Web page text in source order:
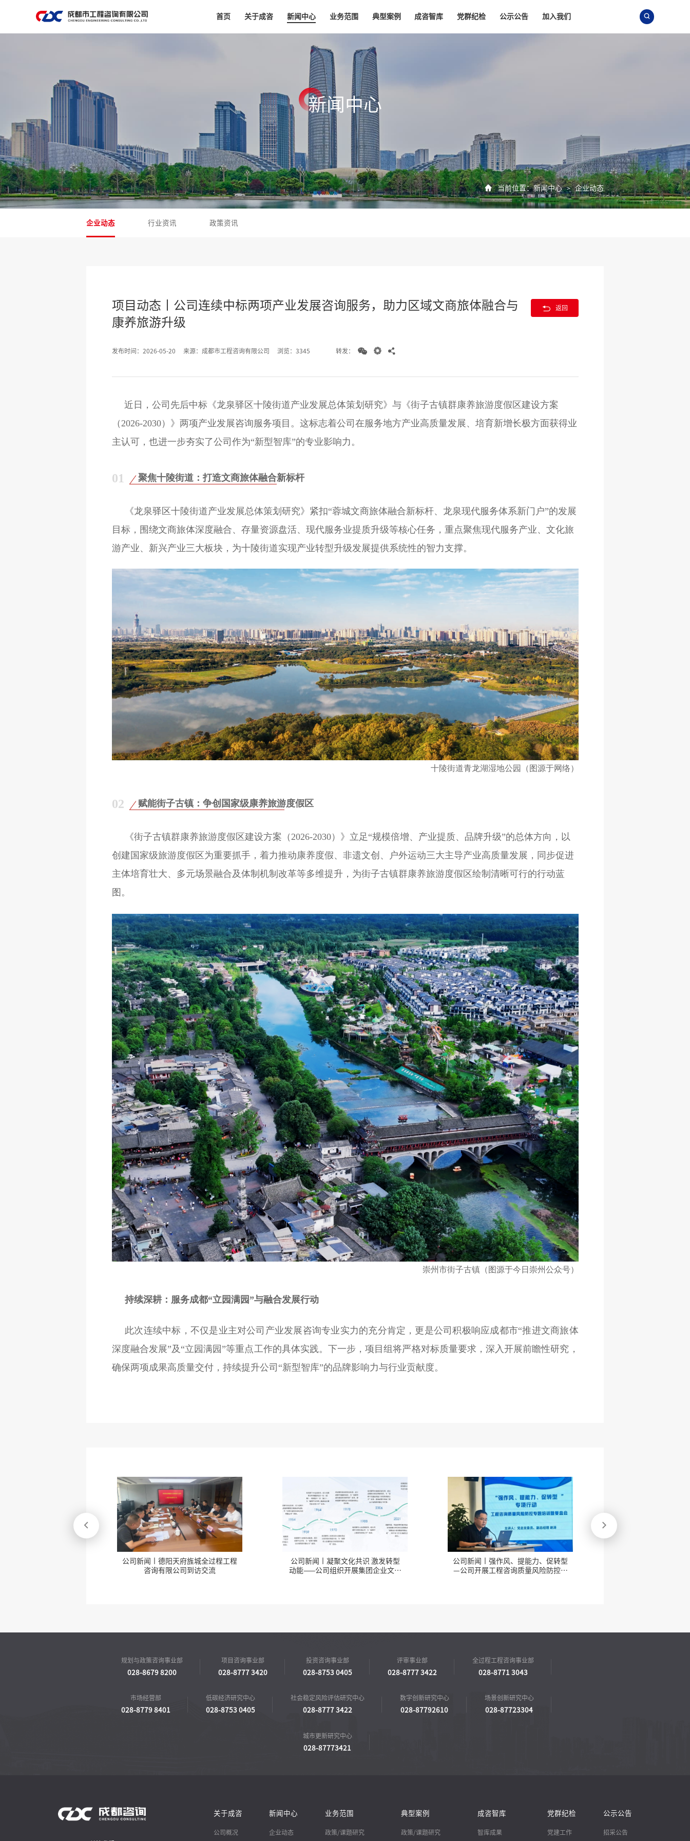
首页 关于成咨 新闻中心 业务范围 典型案例 成咨智库 党群纪检 公示公告 加入我们 
新闻 中心
 当前位置：新闻中心 > 企业动态
企业动态 行业资讯 政策资讯
项目动态丨公司连续中标两项产业发展咨询服务，助力区域文商旅体融合与
康养旅游升级
发布时间：2026-05-20 来源：成都市工程咨询有限公司 浏览：3345 转发：   
 返回
近日，公司先后中标《龙泉驿区十陵街道产业发展总体策划研究》与《街子古镇群康养旅游度假区建设方案
（2026-2030）》两项产业发展咨询服务项目。这标志着公司在服务地方产业高质量发展、培育新增长极方面获得业
主认可，也进一步夯实了公司作为“新型智库”的专业影响力。
01 聚焦十陵街道：打造文商旅体融合新标杆
《龙泉驿区十陵街道产业发展总体策划研究》紧扣“蓉城文商旅体融合新标杆、龙泉现代服务体系新门户”的发展
目标，围绕文商旅体深度融合、存量资源盘活、现代服务业提质升级等核心任务，重点聚焦现代服务产业、文化旅
游产业、新兴产业三大板块，为十陵街道实现产业转型升级发展提供系统性的智力支撑。
十陵街道青龙湖湿地公园（图源于网络）
02 赋能街子古镇：争创国家级康养旅游度假区
《街子古镇群康养旅游度假区建设方案（2026-2030）》立足“规模倍增、产业提质、品牌升级”的总体方向，以
创建国家级旅游度假区为重要抓手，着力推动康养度假、非遗文创、户外运动三大主导产业高质量发展，同步促进
主体培育壮大、多元场景融合及体制机制改革等多维提升，为街子古镇群康养旅游度假区绘制清晰可行的行动蓝
图。
崇州市街子古镇（图源于今日崇州公众号）
持续深耕：服务成都“立园满园”与融合发展行动
此次连续中标，不仅是业主对公司产业发展咨询专业实力的充分肯定，更是公司积极响应成都市“推进文商旅体
深度融合发展”及“立园满园”等重点工作的具体实践。下一步，项目组将严格对标质量要求，深入开展前瞻性研究，
确保两项成果高质量交付，持续提升公司“新型智库”的品牌影响力与行业贡献度。
公司新闻丨凝聚文化共识 激发转型
动能——公司组织开展集团企业文化
公司新闻丨强作风、提能力、促转型
—公司开展工程咨询质量风险防控专
公司新闻丨公司赴凉山州盐源县开展
项目谋划储备及资金争取专题培训
 
规划与政策咨询事业部
028-8679 8200
项目咨询事业部
028-8777 3420
投资咨询事业部
028-8753 0405
评审事业部
028-8777 3422
全过程工程咨询事业部
028-8771 3043
市场经营部
028-8779 8401
低碳经济研究中心
028-8753 0405
社会稳定风险评估研究中心
028-8777 3422
数字创新研究中心
028-87792610
场景创新研究中心
028-87723304
城市更新研究中心
028-87773421
关于成咨
公司概况
新闻中心
企业动态
业务范围
政策/课题研究
典型案例
政策/课题研究
成咨智库
智库成果
党群纪检
党建工作
公示公告
招采公告